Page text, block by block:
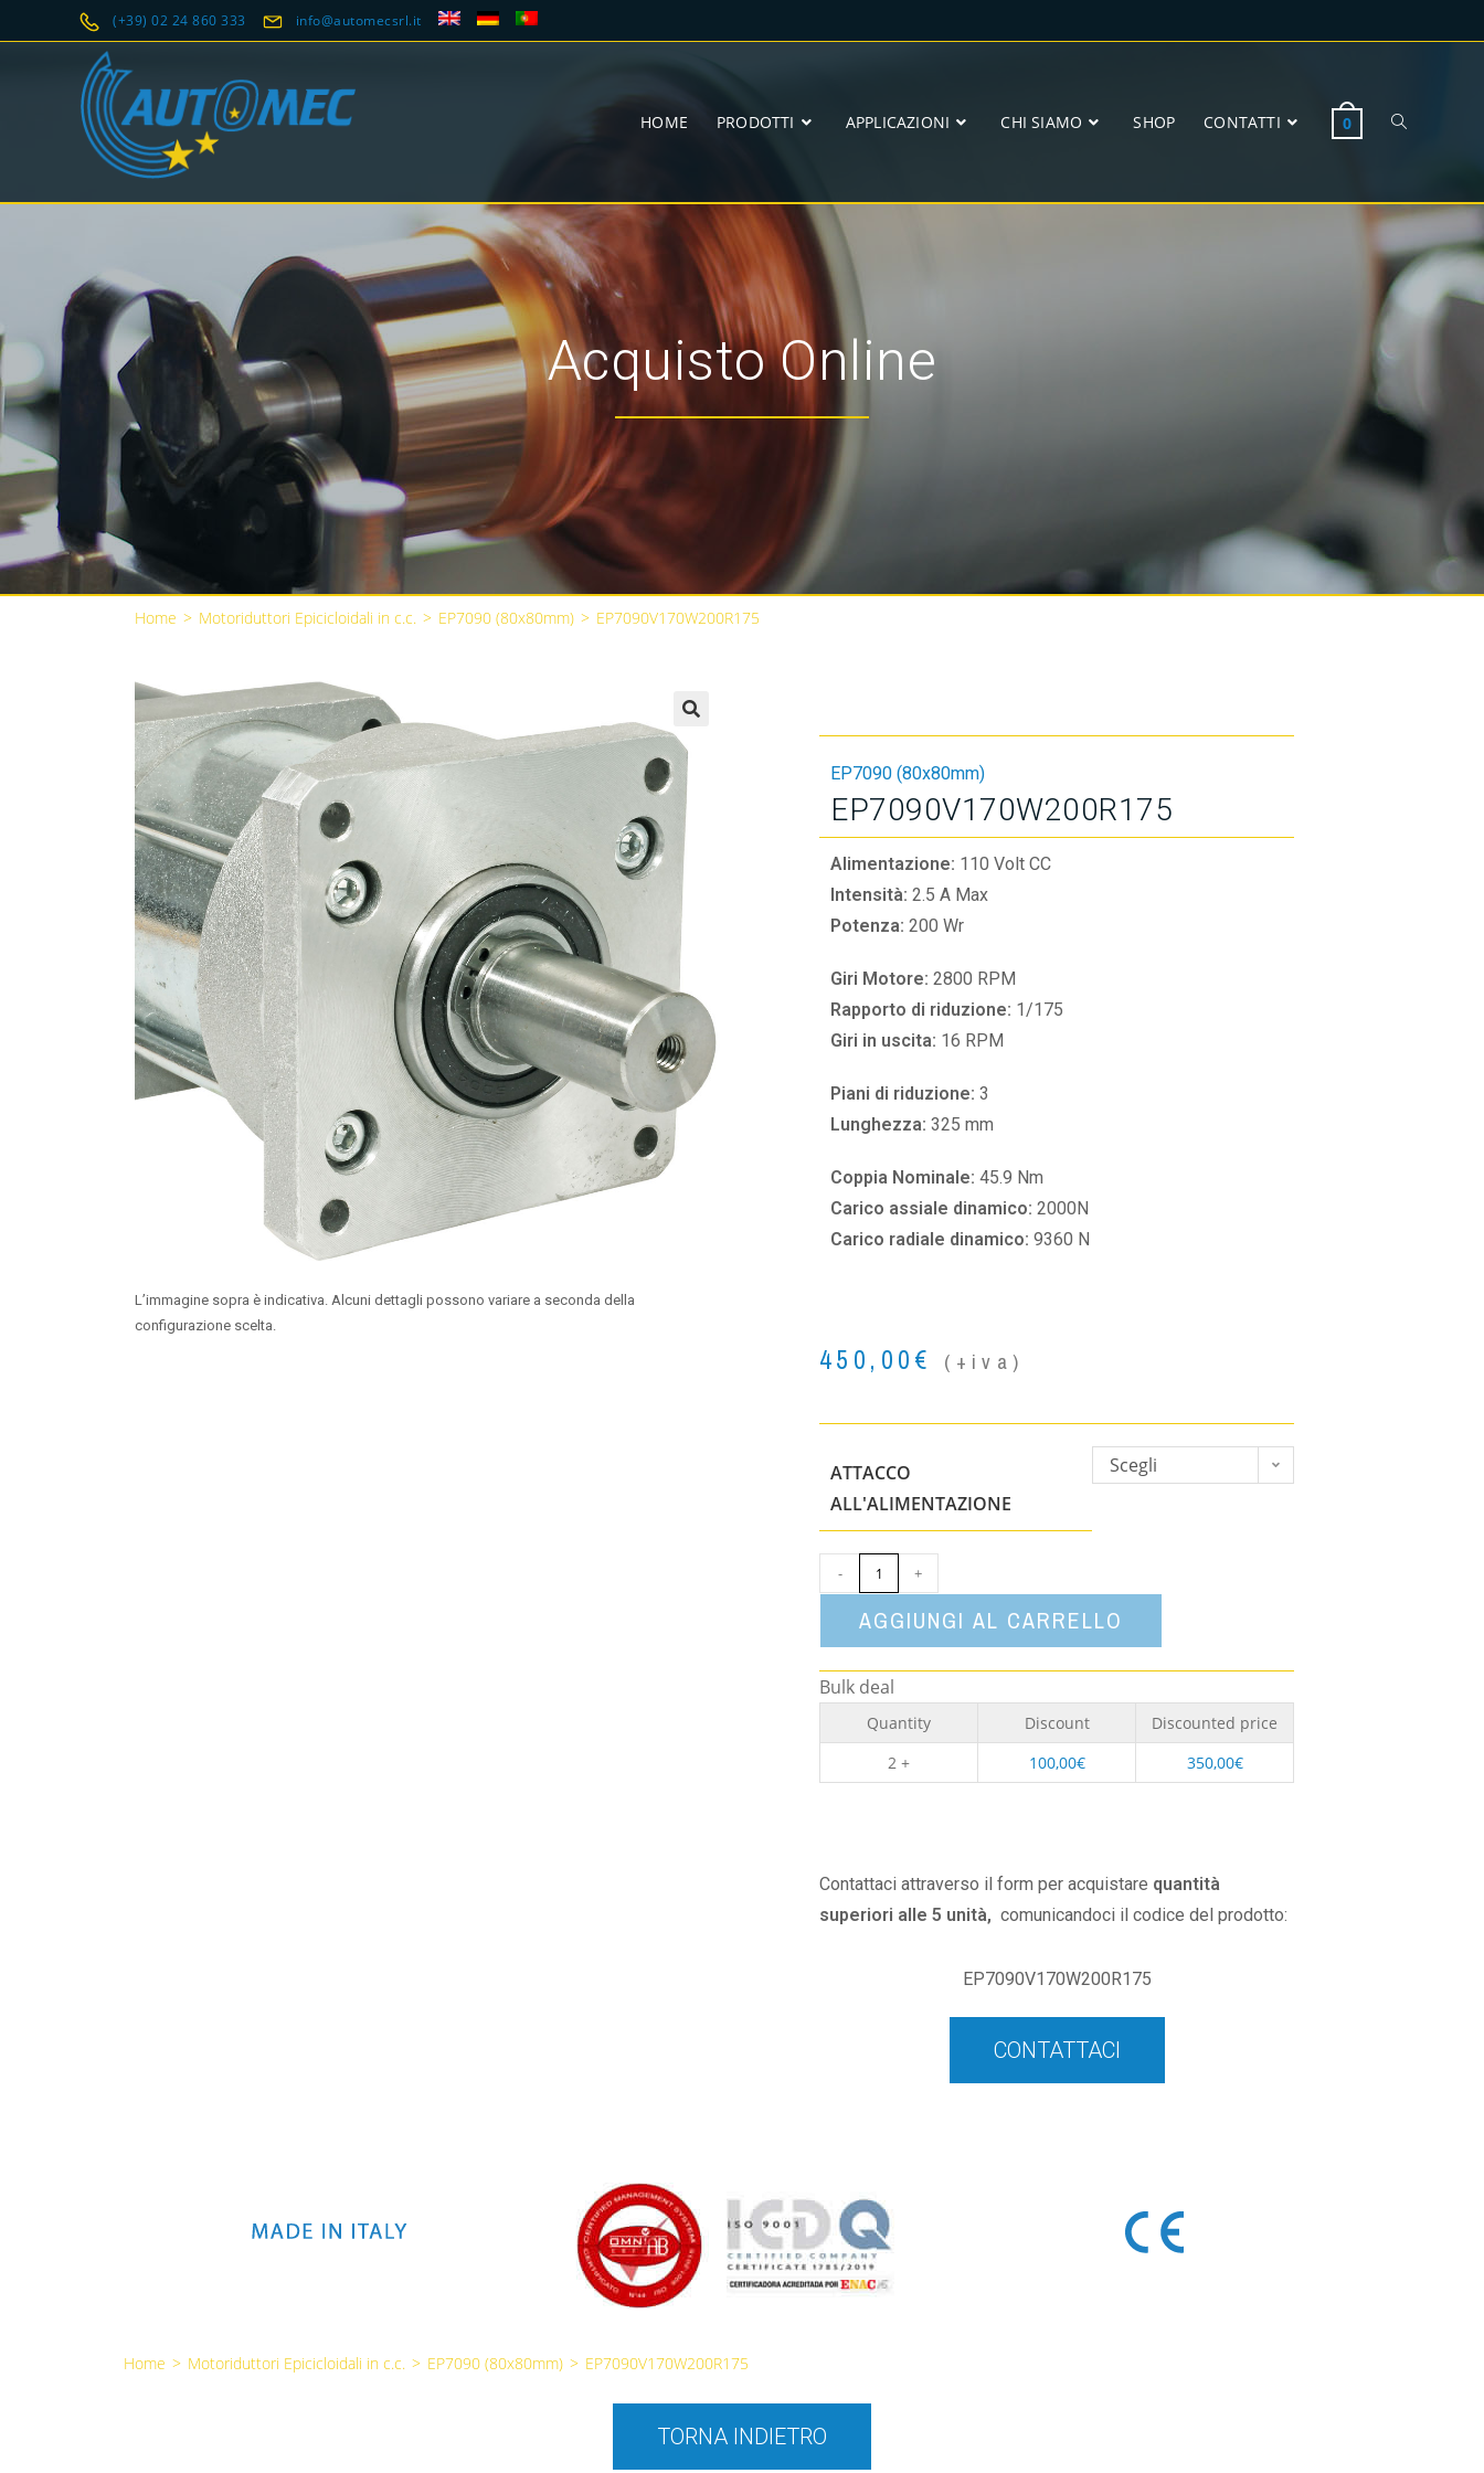
(+39) 02 24 860 333 info@automecsrl.it
HOME PRODOTTI APPLICAZIONI CHI SIAMO SHOP CONTATTI 0
Acquisto Online
Home > Motoriduttori Epicicloidali in c.c. > EP7090 (80x80mm) > EP7090V170W200R175
🔍
L’immagine sopra è indicativa. Alcuni dettagli possono variare a seconda della
configurazione scelta.
EP7090 (80x80mm)
EP7090V170W200R175
Alimentazione: 110 Volt CC
Intensità: 2.5 A Max
Potenza: 200 Wr
Giri Motore: 2800 RPM
Rapporto di riduzione: 1/175
Giri in uscita: 16 RPM
Piani di riduzione: 3
Lunghezza: 325 mm
Coppia Nominale: 45.9 Nm
Carico assiale dinamico: 2000N
Carico radiale dinamico: 9360 N
450,00€ (+iva)
ATTACCO
ALL'ALIMENTAZIONE
Scegli
- +
AGGIUNGI AL CARRELLO
Bulk deal
Quantity Discount
Discounted price
2 +
100,00€ 350,00€
Contattaci attraverso il form per acquistare quantità
superiori alle 5 unità, comunicandoci il codice del prodotto:
EP7090V170W200R175
CONTATTACI
Home > Motoriduttori Epicicloidali in c.c. > EP7090 (80x80mm) > EP7090V170W200R175
TORNA INDIETRO